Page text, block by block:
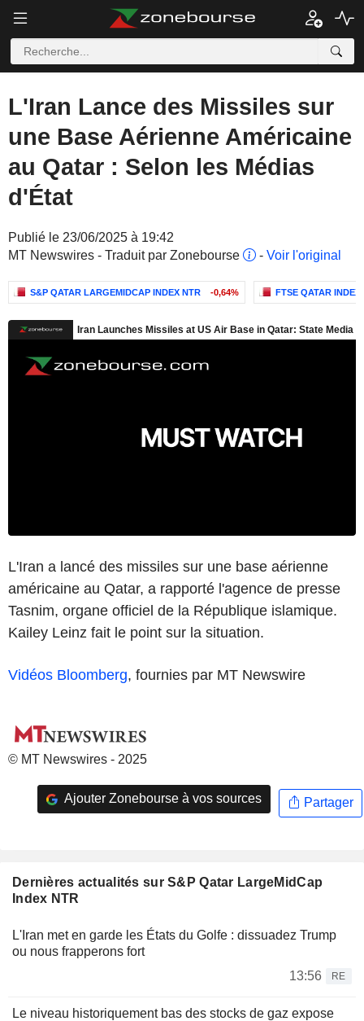
L'Iran Lance des Missiles sur
une Base Aérienne Américaine
au Qatar : Selon les Médias
d'État
Publié le 23/06/2025 à 19:42
MT Newswires - Traduit par Zonebourse
- Voir l'original
S&P QATAR LARGEMIDCAP INDEX NTR -0,64% FTSE QATAR INDEX
L'Iran a lancé des missiles sur une base aérienne
américaine au Qatar, a rapporté l'agence de presse
Tasnim, organe officiel de la République islamique.
Kailey Leinz fait le point sur la situation.
Vidéos Bloomberg, fournies par MT Newswire
© MT Newswires - 2025
Ajouter Zonebourse à vos sources Partager
Dernières actualités sur S&P Qatar LargeMidCap
Index NTR
L'Iran met en garde les États du Golfe : dissuadez Trump
ou nous frapperons fort
13:56
RE
Le niveau historiquement bas des stocks de gaz expose